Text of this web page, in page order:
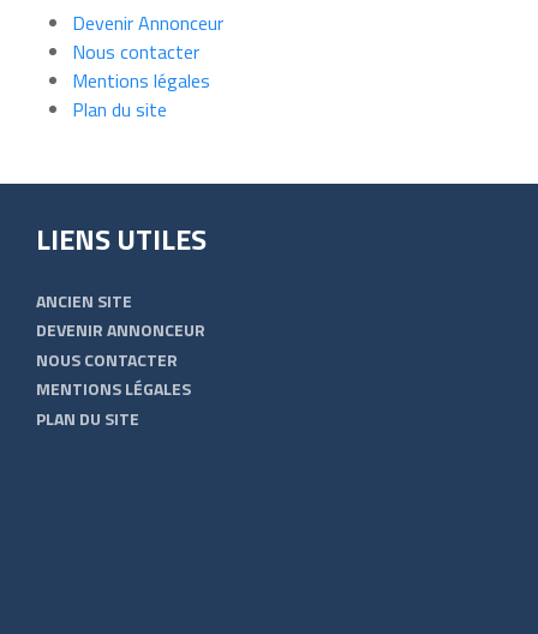
Devenir Annonceur
Nous contacter
Mentions légales
Plan du site
LIENS UTILES
ANCIEN SITE
DEVENIR ANNONCEUR
NOUS CONTACTER
MENTIONS LÉGALES
PLAN DU SITE